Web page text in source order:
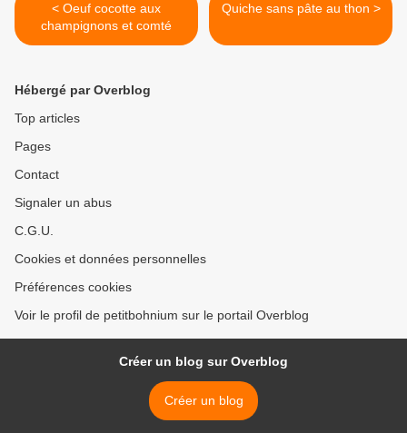
< Oeuf cocotte aux
champignons et comté
Quiche sans pâte au thon >
Hébergé par Overblog
Top articles
Pages
Contact
Signaler un abus
C.G.U.
Cookies et données personnelles
Préférences cookies
Voir le profil de petitbohnium sur le portail Overblog
Créer un blog sur Overblog
Créer un blog